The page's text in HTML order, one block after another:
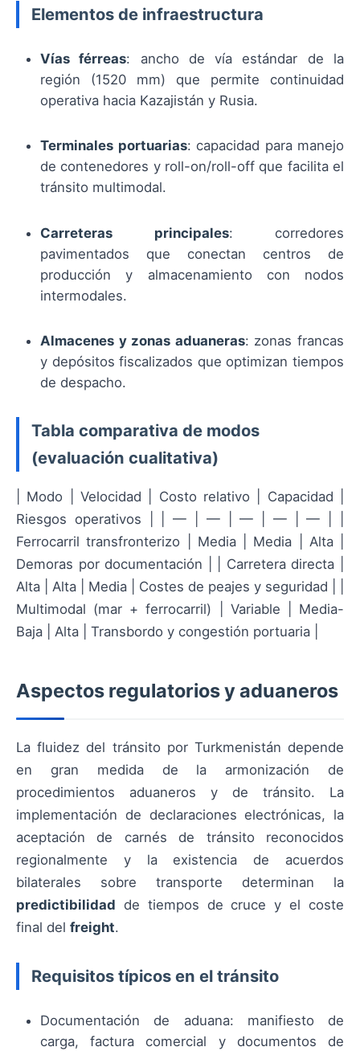
Elementos de infraestructura
Vías férreas: ancho de vía estándar de la
región (1520 mm) que permite continuidad
operativa hacia Kazajistán y Rusia.
Terminales portuarias: capacidad para manejo
de contenedores y roll-on/roll-off que facilita el
tránsito multimodal.
Carreteras principales: corredores
pavimentados que conectan centros de
producción y almacenamiento con nodos
intermodales.
Almacenes y zonas aduaneras: zonas francas
y depósitos fiscalizados que optimizan tiempos
de despacho.
Tabla comparativa de modos
(evaluación cualitativa)
| Modo | Velocidad | Costo relativo | Capacidad |
Riesgos operativos | | — | — | — | — | — | |
Ferrocarril transfronterizo | Media | Media | Alta |
Demoras por documentación | | Carretera directa |
Alta | Alta | Media | Costes de peajes y seguridad | |
Multimodal (mar + ferrocarril) | Variable | Media-
Baja | Alta | Transbordo y congestión portuaria |
Aspectos regulatorios y aduaneros
La fluidez del tránsito por Turkmenistán depende
en gran medida de la armonización de
procedimientos aduaneros y de tránsito. La
implementación de declaraciones electrónicas, la
aceptación de carnés de tránsito reconocidos
regionalmente y la existencia de acuerdos
bilaterales sobre transporte determinan la
predictibilidad de tiempos de cruce y el coste
final del freight.
Requisitos típicos en el tránsito
Documentación de aduana: manifiesto de
carga, factura comercial y documentos de